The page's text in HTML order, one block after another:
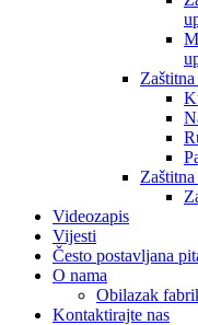
Videozapis
Vijesti
Često postavljana
O nama
Obilazak
Kontaktirajte nas